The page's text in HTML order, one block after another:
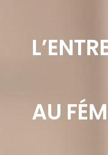
AU